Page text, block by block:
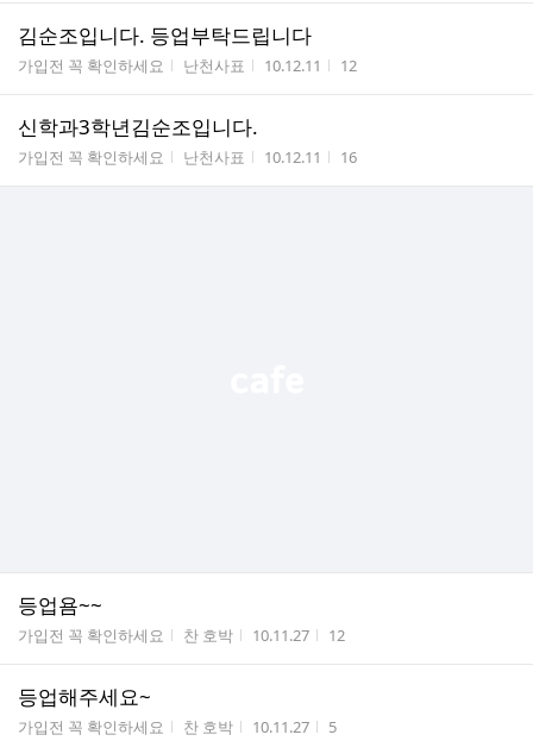
김순조입니다. 등업부탁드립니다
게시판명
가입전 꼭 확인하세요 작성자
난천사표 작성시간
10.12.11 조회수
12
신학과3학년김순조입니다.
게시판명
가입전 꼭 확인하세요 작성자
난천사표 작성시간
10.12.11 조회수
16
등업욤~~
게시판명
가입전 꼭 확인하세요 작성자
찬 호박 작성시간
10.11.27 조회수
12
등업해주세요~
게시판명
가입전 꼭 확인하세요 작성자
찬 호박 작성시간
10.11.27 조회수
5